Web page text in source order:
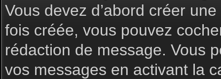
Vous devez d’abord créer
fois créée, vous pouvez
rédaction de message. Vous
vos messages en activant la